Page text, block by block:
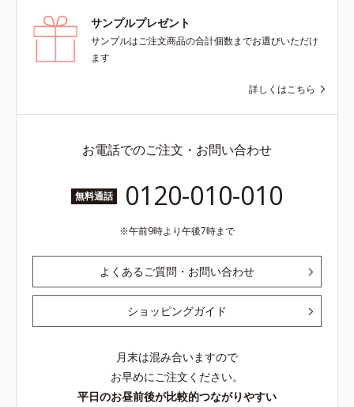
サンプルプレゼント
サンプルはご注文商品の合計個数までお選びいただけ
ます
詳しくはこちら
お電話でのご注文・お問い合わせ
無料通話 0120-010-010
午前9時より午後7時まで
よくあるご質問・お問い合わせ
ショッピングガイド
月末は混み合いますので
お早めにご注文ください。
平日のお昼前後が比較的つながりやすい